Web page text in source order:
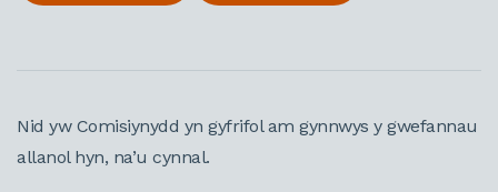
Nid yw Comisiynydd yn gyfrifol am gynnwys y gwefannau
allanol hyn, na’u cynnal.